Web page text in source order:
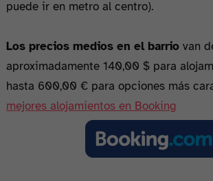
puede ir en metro al centro).
Los precios medios en el barrio van
aproximadamente 140,00 $ para
hasta 600,00 € para opciones más
mejores alojamientos en Booking